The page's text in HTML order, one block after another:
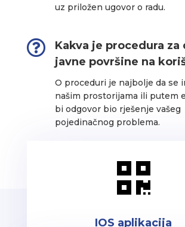
uz priložen ugovor o radu.

Kakva je procedura za
javne površine na
O proceduri je najbolje da se
našim prostorijama ili putem
bi odgovor bio rješenje vašeg
pojedinačnog problema.

IOS aplikacija